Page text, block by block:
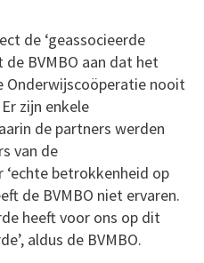
de ‘geassocieerde
BVMBO aan dat het
Onderwijscoöperatie nooit
zijn enkele
de partners werden
van de
betrokkenheid op
de BVMBO niet ervaren.
heeft voor ons op dit
aldus de BVMBO.